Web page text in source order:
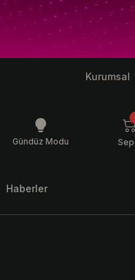
Kurumsal
Gündüz Modu
Haberler